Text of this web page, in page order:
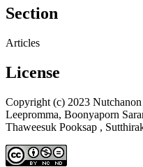
Section
Articles
License
Copyright (c) 2023
Leepromma, Boonyaporn
Thaweesuk Pooksap ,